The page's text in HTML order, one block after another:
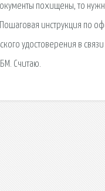
похищены, то
инструкция по
удостоверения в
Считаю.